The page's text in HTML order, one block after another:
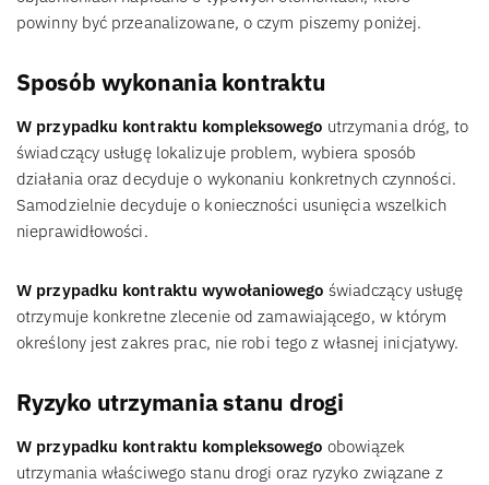
powinny być przeanalizowane, o czym piszemy poniżej.
Sposób wykonania kontraktu
W przypadku kontraktu kompleksowego utrzymania dróg, to
świadczący usługę lokalizuje problem, wybiera sposób
działania oraz decyduje o wykonaniu konkretnych czynności.
Samodzielnie decyduje o konieczności usunięcia wszelkich
nieprawidłowości.
W przypadku kontraktu wywołaniowego świadczący usługę
otrzymuje konkretne zlecenie od zamawiającego, w którym
określony jest zakres prac, nie robi tego z własnej inicjatywy.
Ryzyko utrzymania stanu drogi
W przypadku kontraktu kompleksowego obowiązek
utrzymania właściwego stanu drogi oraz ryzyko związane z